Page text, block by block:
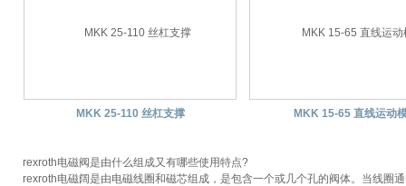
MKK 25-110 丝杠支撑 MKK 15-65 直线运动
rexroth电磁阀是由什么组成又有哪些使用特点?
rexroth电磁阔是由电磁线圈和磁芯组成，是包含一个或几个孔的阀体。当线圈